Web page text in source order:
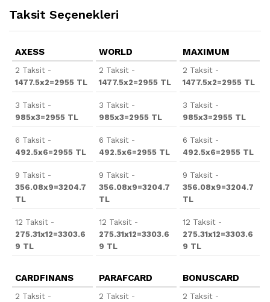
Taksit Seçenekleri
AXESS
2 Taksit -
1477.5x2=2955 TL
3 Taksit -
985x3=2955 TL
6 Taksit -
492.5x6=2955 TL
9 Taksit -
356.08x9=3204.7
TL
12 Taksit -
275.31x12=3303.6
9 TL
WORLD
2 Taksit -
1477.5x2=2955 TL
3 Taksit -
985x3=2955 TL
6 Taksit -
492.5x6=2955 TL
9 Taksit -
356.08x9=3204.7
TL
12 Taksit -
275.31x12=3303.6
9 TL
MAXIMUM
2 Taksit -
1477.5x2=2955 TL
3 Taksit -
985x3=2955 TL
6 Taksit -
492.5x6=2955 TL
9 Taksit -
356.08x9=3204.7
TL
12 Taksit -
275.31x12=3303.6
9 TL
CARDFINANS
2 Taksit -
PARAFCARD
2 Taksit -
BONUSCARD
2 Taksit -